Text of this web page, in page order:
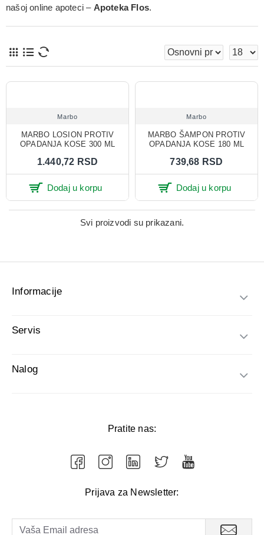
našoj online apoteci – Apoteka Flos.
Marbo
MARBO LOSION PROTIV
OPADANJA KOSE 300 ML
1.440,72 RSD
Dodaj u korpu
Marbo
MARBO ŠAMPON PROTIV
OPADANJA KOSE 180 ML
739,68 RSD
Dodaj u korpu
Svi proizvodi su prikazani.
Informacije
Servis
Nalog
Pratite nas:
Prijava za Newsletter: